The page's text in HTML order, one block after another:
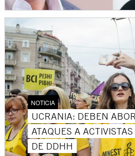
NOTICIA
UCRANIA: DEBEN
ATAQUES A
DE DDHH